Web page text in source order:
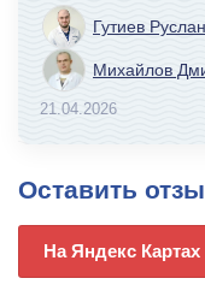
Гутиев
Михайлов
21.04.2026
Оставить
На Яндекс Картах